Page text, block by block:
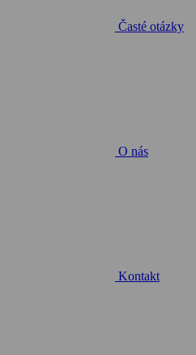
Časté otázky
O nás
Kontakt